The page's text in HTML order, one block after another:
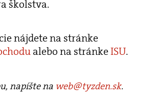
školstva.
nájdete na stránke
alebo na stránkeISU.
napíšte na web@tyzden.sk.